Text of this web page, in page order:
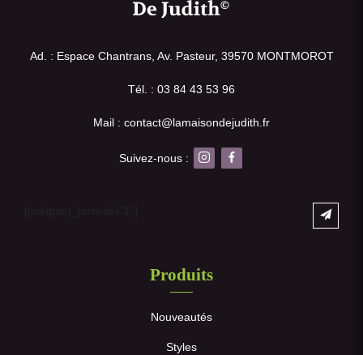
Ad. : Espace Chantrans, Av. Pasteur, 39570 MONTMOROT
Tél. : 03 84 43 53 96
Mail : contact@lamaisondejudith.fr
Suivez-nous :
Produits
Nouveautés
Styles